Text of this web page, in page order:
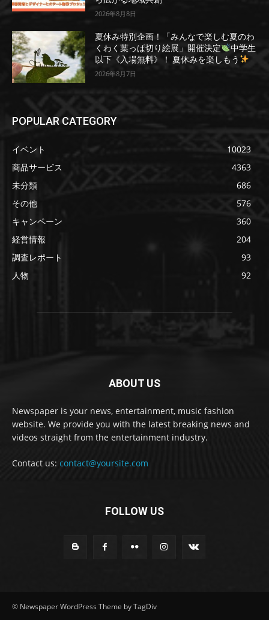
2026年8月8日
夏休み特別企画！「みんなで楽しむ夏のわ
くわく葉っぱ切り絵展」開催決定
中学生
以下《入場無料》！ 夏休みを楽しもう
2026年8月7日
POPULAR CATEGORY
イベント
10023
商品サービス
4363
未分類
686
その他
576
キャンペーン
360
経営情報
204
調査レポート
93
人物
92
ABOUT US
Newspaper is your news, entertainment, music fashion
website. We provide you with the latest breaking news and
videos straight from the entertainment industry.
Contact us: contact@yoursite.com
FOLLOW US
© Newspaper WordPress Theme by TagDiv